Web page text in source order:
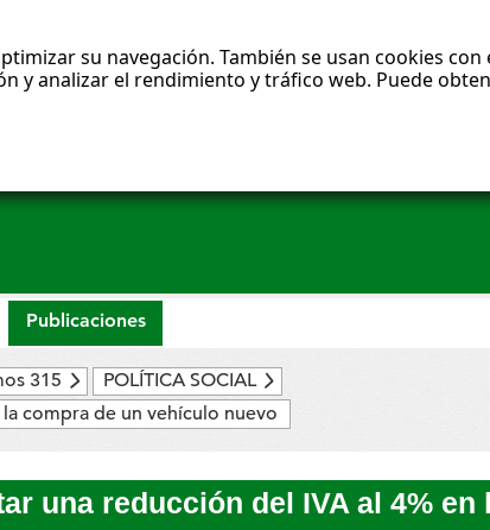
su navegación. También se usan cookies
y analizar el rendimiento y tráfico web. Puede
Publicaciones
315
POLÍTICA SOCIAL
compra de un vehículo nuevo
una reducción del IVA al 4% en